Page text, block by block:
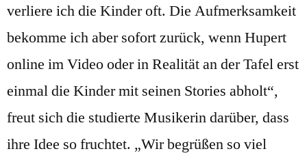
verliere ich die Kinder oft. Die Aufmerksamkeit
bekomme ich aber sofort zurück, wenn Hupert
online im Video oder in Realität an der Tafel erst
einmal die Kinder mit seinen Stories abholt“,
freut sich die studierte Musikerin darüber, dass
ihre Idee so fruchtet. „Wir begrüßen so viel